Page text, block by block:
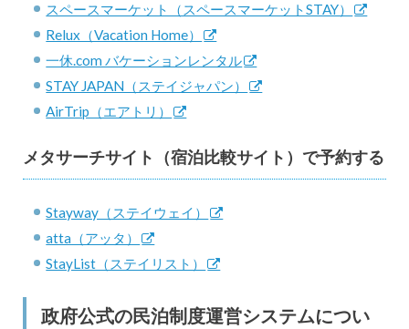
スペースマーケット（スペースマーケットSTAY）
Relux（Vacation Home）
一休.com バケーションレンタル
STAY JAPAN（ステイジャパン）
AirTrip（エアトリ）
メタサーチサイト（宿泊比較サイト）で予約する
Stayway（ステイウェイ）
atta（アッタ）
StayList（ステイリスト）
政府公式の民泊制度運営システムについ